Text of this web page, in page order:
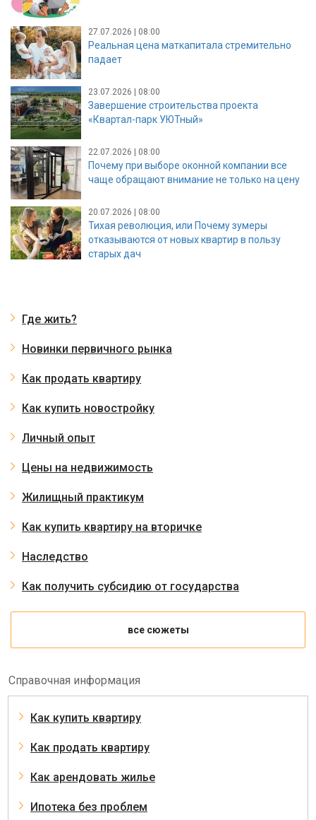
27.07.2026 | 08:00
Реальная цена маткапитала стремительно
падает
23.07.2026 | 08:00
Завершение строительства проекта
«Квартал-парк УЮТный»
22.07.2026 | 08:00
Почему при выборе оконной компании все
чаще обращают внимание не только на цену
20.07.2026 | 08:00
Тихая революция, или Почему зумеры
отказываются от новых квартир в пользу
старых дач
Где жить?
Новинки первичного рынка
Как продать квартиру
Как купить новостройку
Личный опыт
Цены на недвижимость
Жилищный практикум
Как купить квартиру на вторичке
Наследство
Как получить субсидию от государства
все сюжеты
Справочная информация
Как купить квартиру
Как продать квартиру
Как арендовать жилье
Ипотека без проблем